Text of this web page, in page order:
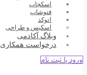
اسکچاپ
فتوشاپ
اتوکد
اسکیس و طراحی
وبلاگ آکادمی
درخواست همکاری
ورود یا ثبت نام